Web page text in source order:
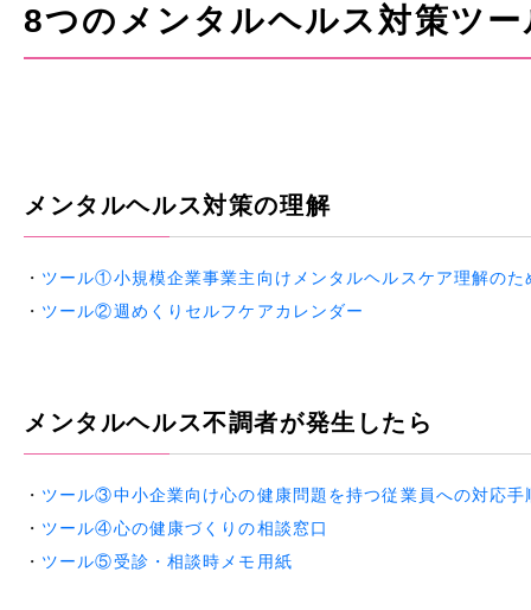
8つのメンタルヘルス対策ツー
メンタルヘルス対策の理解
・ ツール①小規模企業事業主向けメンタルヘルスケア理解のた
・ ツール②週めくりセルフケアカレンダー
メンタルヘルス不調者が発生したら
・ ツール③中小企業向け心の健康問題を持つ従業員への対応手
・ ツール④心の健康づくりの相談窓口
・ ツール⑤受診・相談時メモ用紙